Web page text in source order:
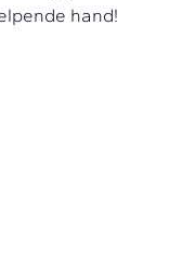
hand!